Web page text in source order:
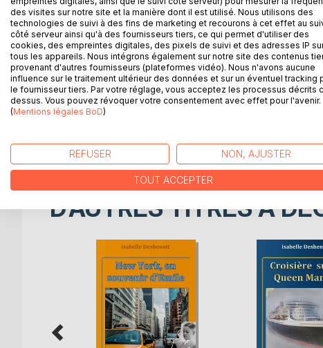
DESCRIPTION
Les habitants de la Villa aux Oiseaux* rentrent à
New York* auprès de la famille d'Emile, l'ami
attendent... En Août, Bob et sa famille viendront à
et même un peu plus loin... Quelle sera la fin de
touristiques de la région roannaise : rien ne manque
* La Villa aux Oiseaux, BoD, février 2015
*New York , en souvenir d'Emile, BoD, janvier 2017
AUTEUR(S) CRITIQUES
D’AUTRES TITRES À
des visites sur notre site et la manière dont il est utilisé. Nous utilisons des
technologies de suivi à des fins de marketing et recourons à cet effet au
côté serveur ainsi qu'à des fournisseurs tiers, ce qui permet d'utiliser des
cookies, des empreintes digitales, des pixels de suivi et des adresses IP
tous les appareils. Nous intégrons également sur notre site des contenus
provenant d'autres fournisseurs (plateformes vidéo). Nous n'avons aucune
influence sur le traitement ultérieur des données et sur un éventuel tracking
le fournisseur tiers. Par votre réglage, vous acceptez les processus décrits
dessus. Vous pouvez révoquer votre consentement avec effet pour l'avenir.
(Mentions légales BoD)
REFUSER NON, AJUSTER
TOUT ACCEPTER